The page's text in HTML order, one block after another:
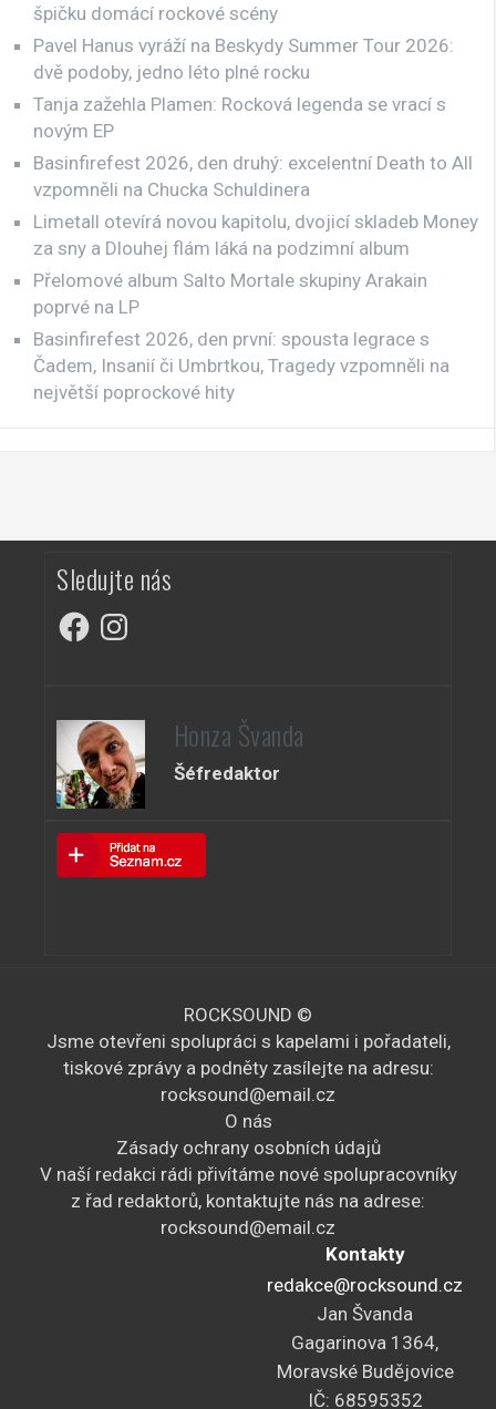
špičku domácí rockové scény
Pavel Hanus vyráží na Beskydy Summer Tour 2026:
dvě podoby, jedno léto plné rocku
Tanja zažehla Plamen: Rocková legenda se vrací s
novým EP
Basinfirefest 2026, den druhý: excelentní Death to All
vzpomněli na Chucka Schuldinera
Limetall otevírá novou kapitolu, dvojicí skladeb Money
za sny a Dlouhej flám láká na podzimní album
Přelomové album Salto Mortale skupiny Arakain
poprvé na LP
Basinfirefest 2026, den první: spousta legrace s
Čadem, Insanií či Umbrtkou, Tragedy vzpomněli na
největší poprockové hity
Sledujte nás
FacebookInstagram
Honza Švanda
Šéfredaktor
ROCKSOUND ©
Jsme otevřeni spolupráci s kapelami i pořadateli,
tiskové zprávy a podněty zasílejte na adresu:
rocksound@email.cz
O nás
Zásady ochrany osobních údajů
V naší redakci rádi přivítáme nové spolupracovníky
z řad redaktorů, kontaktujte nás na adrese:
rocksound@email.cz
Kontakty
redakce@rocksound.cz
Jan Švanda
Gagarinova 1364,
Moravské Budějovice
IČ: 68595352